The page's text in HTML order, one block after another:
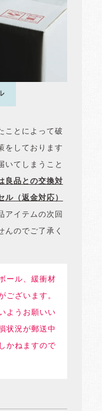
ことによって破
をしております
いてしまうこと
良品との交換対
ル（返金対応）
アイテムの次回
んのでご了承く
ール、緩衝材
ございます。
ようお願いい
状況が郵送中
かねますので